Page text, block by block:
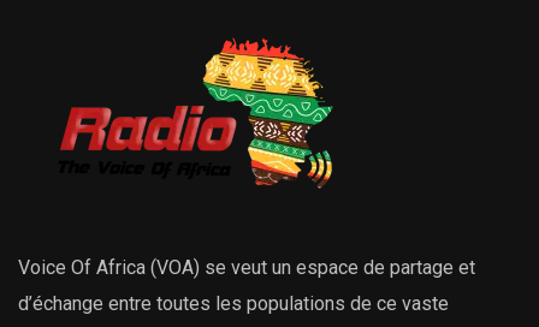
Voice Of Africa (VOA) se veut un espace de partage et
d’échange entre toutes les populations de ce vaste